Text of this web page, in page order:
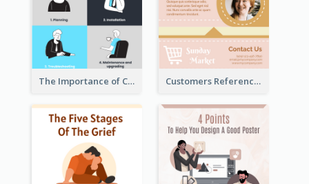
The Importance of Customer Service Infographic Customers Reference Infographic